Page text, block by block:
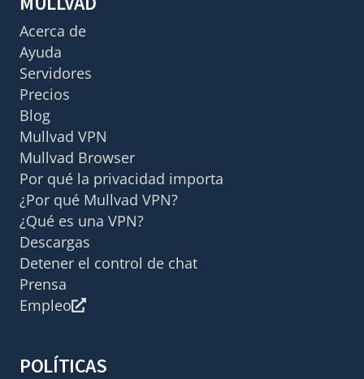
Acerca de
Ayuda
Servidores
Precios
Blog
Mullvad VPN
Mullvad Browser
Por qué la privacidad importa
¿Por qué Mullvad VPN?
¿Qué es una VPN?
Descargas
Detener el control de chat
Prensa
Empleo
POLÍTICAS